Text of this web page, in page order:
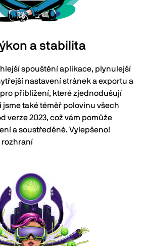
a stabilita
spouštění aplikace, plynulejší
nastavení stránek a exportu a
přiblížení, které zjednodušují
jsme také téměř polovinu všech
verze 2023, což vám pomůže
a soustředěně. Vylepšeno!
rozhraní